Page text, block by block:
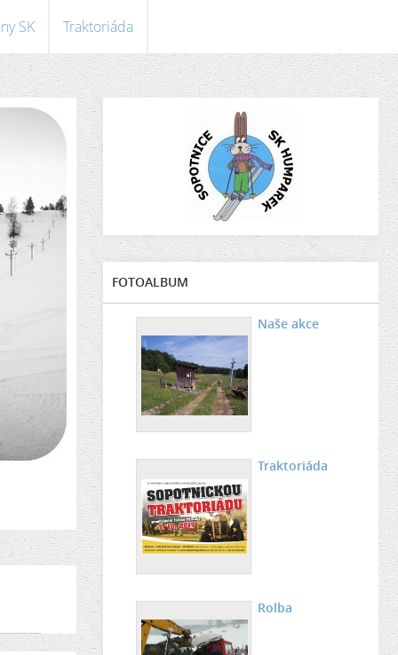
SK Traktoriáda
FOTOALBUM
Naše akce
Traktoriáda
Rolba